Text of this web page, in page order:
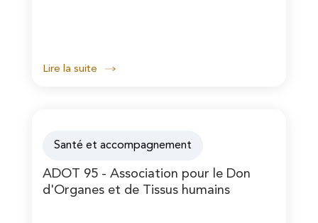
Lire la suite
Santé et accompagnement
ADOT 95 - Association pour le Don
d'Organes et de Tissus humains